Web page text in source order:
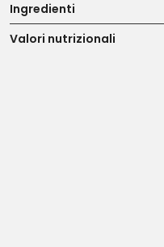
Ingredienti
Valori nutrizionali